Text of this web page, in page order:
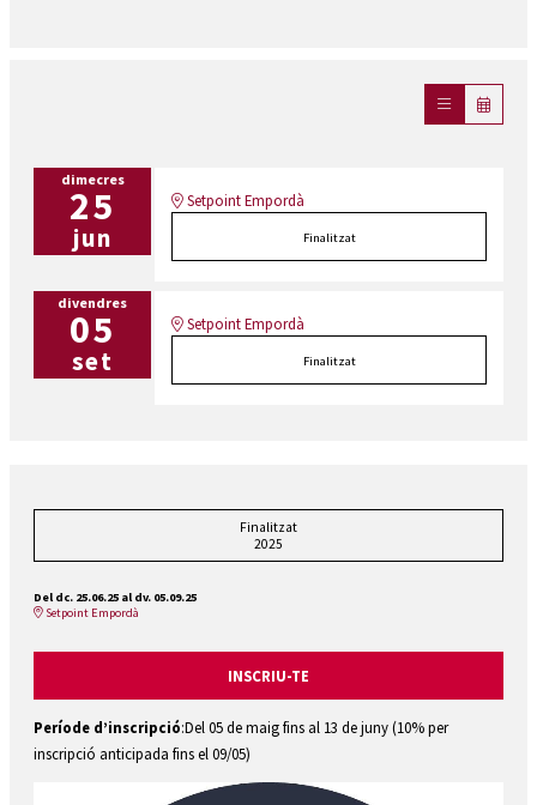
dimecres
25
jun
Setpoint Empordà
Finalitzat
divendres
05
set
Setpoint Empordà
Finalitzat
Finalitzat
2025
Del dc. 25.06.25 al dv. 05.09.25
Setpoint Empordà
INSCRIU-TE
Període d’inscripció:Del 05 de maig fins al 13 de juny (10% per
inscripció anticipada fins el 09/05)